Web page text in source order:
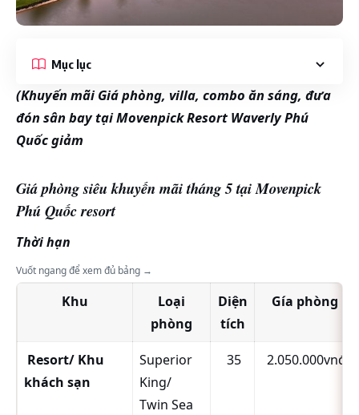
Mục lục
(Khuyến mãi Giá phòng, villa, combo ăn sáng, đưa
đón sân bay tại Movenpick Resort Waverly Phú
Quốc giảm
Giá phòng siêu khuyến mãi tháng 5 tại Movenpick
Phú Quốc resort
Thời hạn
Vuốt ngang để xem đủ bảng →
Khu
Loại
phòng
Diện
tích
Gía phòng
Resort/ Khu
khách sạn
Superior
King/
Twin Sea
35 2.050.000vnđ